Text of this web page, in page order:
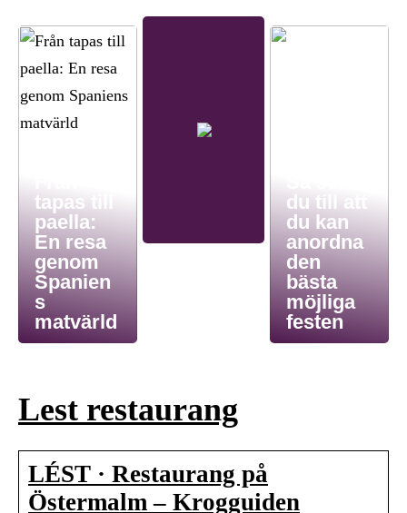
tapas till
paella:
En resa
genom
Spanien
s
matvärld
du till att
du kan
anordna
den
bästa
möjliga
festen
Lest restaurang
LÉST · Restaurang på
Östermalm – Krogguiden